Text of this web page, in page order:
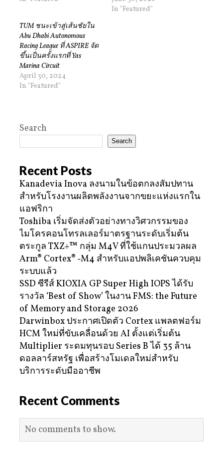
In "Featured"
TUM ชนะเข้าสู่เส้นชัยใน
Abu Dhabi Autonomous
Racing League ที่ ASPIRE จัด
ขึ้นเป็นครั้งแรกที่ Yas
Marina Circuit
April 30, 2024
In "Featured"
Search
Search
Recent Posts
Kanadevia Inova ลงนามในข้อตกลงสัมปทาน
สำหรับโรงงานผลิตพลังงานจากขยะแห่งแรกใน
แอฟริกา
Toshiba เริ่มจัดส่งตัวอย่างทางวิศวกรรมของ
ไมโครคอนโทรลเลอร์มาตรฐานระดับเริ่มต้น
ตระกูล TXZ+™ กลุ่ม M4V ที่ใช้แกนประมวลผล
Arm® Cortex® ‑M4 สำหรับแอปพลิเคชันควบคุม
ระบบแล้ว
SSD ซีรีส์ KIOXIA GP Super High IOPS ได้รับ
รางวัล ‘Best of Show’ ในงาน FMS: the Future
of Memory and Storage 2026
Darwinbox ประกาศเปิดตัว Cortex แพลตฟอร์ม
HCM ใหม่ที่ขับเคลื่อนด้วย AI ตั้งแต่เริ่มต้น
Multiplier ระดมทุนรอบ Series B ได้ 35 ล้าน
ดอลลาร์สหรัฐ เพื่อสร้างโมเดลใหม่สำหรับ
บริการระดับมืออาชีพ
Recent Comments
No comments to show.